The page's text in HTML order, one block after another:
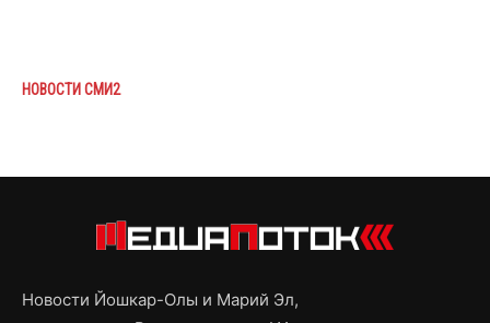
НОВОСТИ СМИ2
Новости Йошкар-Олы и Марий Эл,